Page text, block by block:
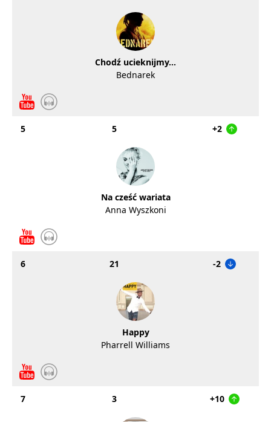
Chodź ucieknijmy...
Bednarek
5 5 +2
Na cześć wariata
Anna Wyszkoni
6 21 -2
Happy
Pharrell Williams
7 3 +10